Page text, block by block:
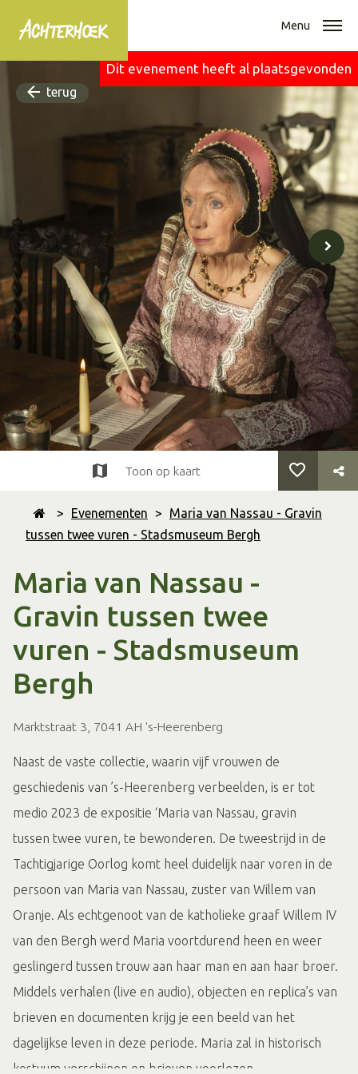
Menu
Dit evenement heeft al plaatsgevonden
terug
> Evenementen >
Maria van Nassau - Gravin
tussen twee vuren - Stadsmuseum Bergh
Maria van Nassau -
Gravin tussen twee
vuren - Stadsmuseum
Bergh
Marktstraat 3, 7041 AH 's-Heerenberg
Toon op kaart
Naast de vaste collectie, waarin vijf vrouwen de
geschiedenis van ’s-Heerenberg verbeelden, is er tot
medio 2023 de expositie ‘Maria van Nassau, gravin
tussen twee vuren, te bewonderen. De tweestrijd in de
Tachtigjarige Oorlog komt heel duidelijk naar voren in de
persoon van Maria van Nassau, zuster van Willem van
Oranje. Als echtgenoot van de katholieke graaf Willem IV
van den Bergh werd Maria voortdurend heen en weer
geslingerd tussen trouw aan haar man en aan haar broer.
Middels verhalen (live en audio), objecten en replica’s van
brieven en documenten krijg je een beeld van het
dagelijkse leven in deze periode. Maria zal in historisch
kostuum verschijnen en brieven voorlezen.